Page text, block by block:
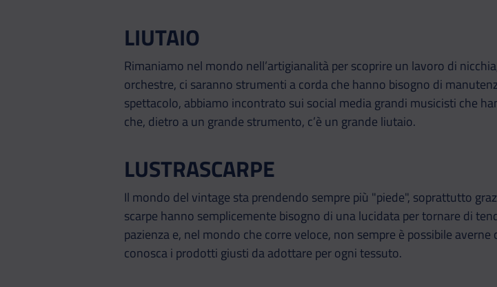
LIUTAIO
Rimaniamo nel mondo nell’artigianalità per scoprire un lavoro di
orchestre, ci saranno strumenti a corda che hanno bisogno di
spettacolo, abbiamo incontrato sui social media grandi musicisti che
che, dietro a un grande strumento, c’è un grande liutaio.
LUSTRASCARPE
Il mondo del vintage sta prendendo sempre più "piede", soprattutto
scarpe hanno semplicemente bisogno di una lucidata per tornare di
pazienza e, nel mondo che corre veloce, non sempre è possibile
conosca i prodotti giusti da adottare per ogni tessuto.